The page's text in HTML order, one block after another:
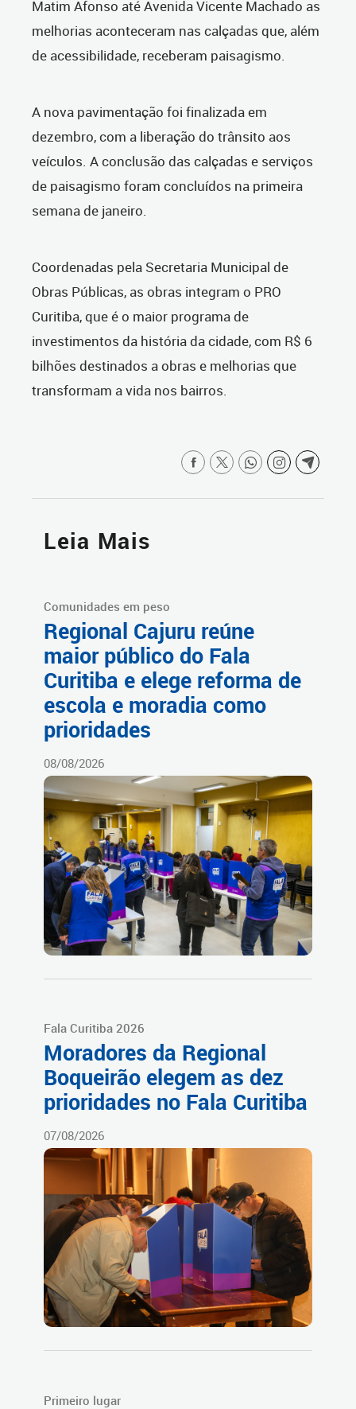
Matim Afonso até Avenida Vicente Machado as
melhorias aconteceram nas calçadas que, além
de acessibilidade, receberam paisagismo.
A nova pavimentação foi finalizada em
dezembro, com a liberação do trânsito aos
veículos. A conclusão das calçadas e serviços
de paisagismo foram concluídos na primeira
semana de janeiro.
Coordenadas pela Secretaria Municipal de
Obras Públicas, as obras integram o PRO
Curitiba, que é o maior programa de
investimentos da história da cidade, com R$ 6
bilhões destinados a obras e melhorias que
transformam a vida nos bairros.
Leia Mais
Comunidades em peso
Regional Cajuru reúne
maior público do Fala
Curitiba e elege reforma de
escola e moradia como
prioridades
08/08/2026
Fala Curitiba 2026
Moradores da Regional
Boqueirão elegem as dez
prioridades no Fala Curitiba
07/08/2026
Primeiro lugar